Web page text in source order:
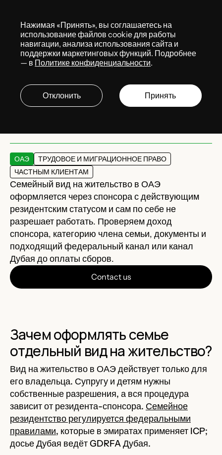
Services
Оформление
семейного вида на
жительство в ОАЭ
ОАЭ
ТРУДОВОЕ И МИГРАЦИОННОЕ ПРАВО
ЧАСТНЫМ КЛИЕНТАМ
Семейный вид на жительство в ОАЭ
оформляется через спонсора с действующим
резидентским статусом и сам по себе не
разрешает работать. Проверяем доход
спонсора, категорию члена семьи, документы и
подходящий федеральный канал или канал
Дубая до оплаты сборов.
Contact us
Зачем оформлять семье
отдельный вид на жительство?
Вид на жительство в ОАЭ действует только для
его владельца. Супругу и детям нужны
собственные разрешения, а вся процедура
зависит от резидента-спонсора. Семейное
резидентство регулируется федеральными
правилами, которые в эмиратах применяет ICP;
досье Дубая ведёт GDRFA Дубая.
Нажимая «Принять», вы соглашаетесь на
использование файлов cookie для работы
навигации, анализа использования сайта и
поддержки маркетинговых функций. Подробнее
— в Политике конфиденциальности.
Отклонить Принять